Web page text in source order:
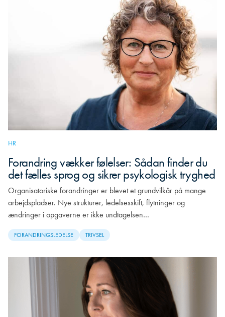
HR
Forandring vækker følelser: Sådan finder du
det fælles sprog og sikrer psykologisk tryghed
Organisatoriske forandringer er blevet et grundvilkår på mange
arbejdspladser. Nye strukturer, ledelsesskift, flytninger og
ændringer i opgaverne er ikke undtagelsen…
FORANDRINGSLEDELSE TRIVSEL